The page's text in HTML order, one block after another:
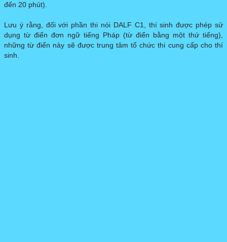
đến 20 phút).
Lưu ý rằng, đối với phần thi nói DALF C1, thí sinh được phép sử
dụng từ điển đơn ngữ tiếng Pháp (từ điển bằng một thứ tiếng),
những từ điển này sẽ được trung tâm tổ chức thi cung cấp cho thí
sinh.